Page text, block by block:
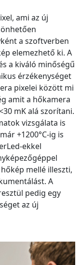
ami az új
a szoftverben
elemezhető ki. A
a kiváló minőségű
érzékenységet
pixelei között mi
amit a hőkamera
mK alá szorítani.
vizsgálata is
+1200°C-ig is
ekkel
mellé illeszti,
A
pedig egy
az új